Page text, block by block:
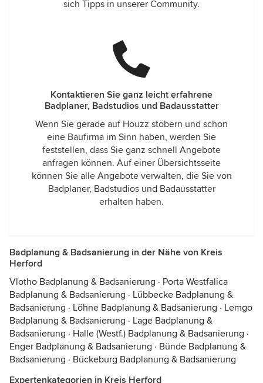
sich Tipps in unserer Community.
Kontaktieren Sie ganz leicht erfahrene
Badplaner, Badstudios und Badausstatter
Wenn Sie gerade auf Houzz stöbern und schon
eine Baufirma im Sinn haben, werden Sie
feststellen, dass Sie ganz schnell Angebote
anfragen können. Auf einer Übersichtsseite
können Sie alle Angebote verwalten, die Sie von
Badplaner, Badstudios und Badausstatter
erhalten haben.
Badplanung & Badsanierung in der Nähe von Kreis
Herford
Vlotho Badplanung & Badsanierung · Porta Westfalica
Badplanung & Badsanierung · Lübbecke Badplanung &
Badsanierung · Löhne Badplanung & Badsanierung · Lemgo
Badplanung & Badsanierung · Lage Badplanung &
Badsanierung · Halle (Westf.) Badplanung & Badsanierung ·
Enger Badplanung & Badsanierung · Bünde Badplanung &
Badsanierung · Bückeburg Badplanung & Badsanierung
Expertenkategorien in Kreis Herford